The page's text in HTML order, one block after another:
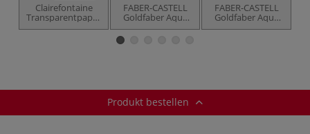
Clairefontaine
Transparentpapier
90/95g
FABER-CASTELL
Goldfaber Aqua
Aquarellstift,
Pastelltöne, 12er
FABER-CASTELL
Goldfaber Aqua
Dual Marker 18er-
Produkt bestellen